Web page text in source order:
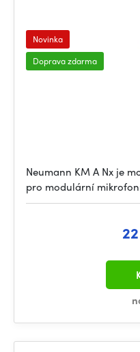
Novinka
Doprava zdarma
Neumann KM A Nx je
pro modulární